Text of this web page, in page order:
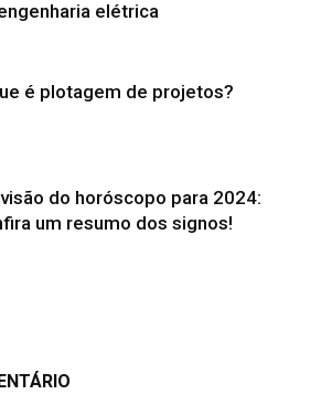
elétrica
é plotagem de projetos?
do horóscopo para 2024:
um resumo dos signos!